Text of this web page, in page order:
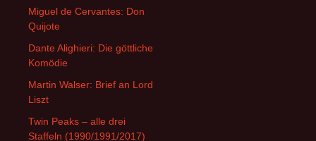
Miguel de Cervantes: Don
Quijote
Dante Alighieri: Die göttliche
Komödie
Martin Walser: Brief an Lord
Liszt
Twin Peaks – alle drei
Staffeln (1990/1991/2017)